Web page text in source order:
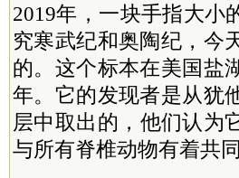
2019年，一块手指大小
究寒武纪和奥陶纪，今
的。这个标本在美国盐
年。它的发现者是从犹
层中取出的，他们认
与所有脊椎动物有着共